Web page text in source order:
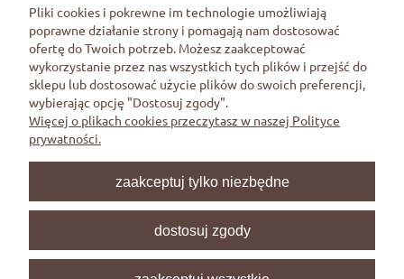
Pomoc
Moje konto
O nas
Pliki cookies i pokrewne im technologie umożliwiają
poprawne działanie strony i pomagają nam dostosować
ofertę do Twoich potrzeb. Możesz zaakceptować
wykorzystanie przez nas wszystkich tych plików i przejść do
sklepu lub dostosować użycie plików do swoich preferencji,
wybierając opcję "Dostosuj zgody".
Więcej o plikach cookies przeczytasz w naszej Polityce
prywatności.
zaakceptuj tylko niezbędne
dostosuj zgody